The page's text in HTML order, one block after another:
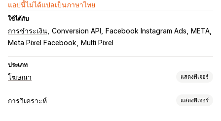
แอปนี้ไม่ได้แปลเป็นภาษาไทย
ใช้ได้กับ
การชำระเงิน Conversion API Facebook Instagram Ads
META
Meta Pixel Facebook
Multi Pixel
ประเภท
โฆษณา แสดงฟีเจอร์
การกำหนดเป้าหมาย
การวิเคราะห์ แสดงฟีเจอร์